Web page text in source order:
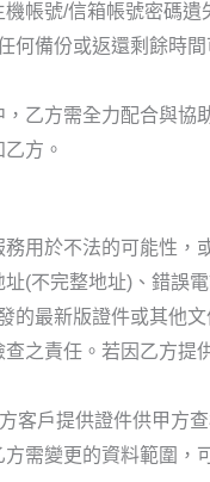
帳號/信箱帳號密碼
何備份或返還剩餘時
乙方需全力配合與協
方。
用於不法的可能性，
(不完整地址)、錯誤
的最新版證件或其他
之責任。若因乙方提
客戶提供證件供甲方
需變更的資料範圍，